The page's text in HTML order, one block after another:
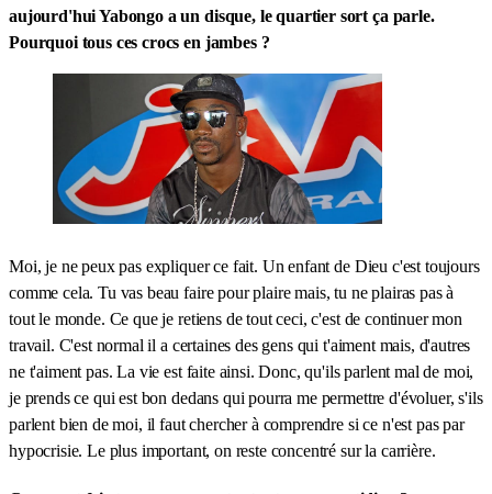
aujourd'hui Yabongo a un disque, le quartier sort ça parle.
Pourquoi tous ces crocs en jambes ?
Moi, je ne peux pas expliquer ce fait. Un enfant de Dieu c'est toujours
comme cela. Tu vas beau faire pour plaire mais, tu ne plairas pas à
tout le monde. Ce que je retiens de tout ceci, c'est de continuer mon
travail. C'est normal il a certaines des gens qui t'aiment mais, d'autres
ne t'aiment pas. La vie est faite ainsi. Donc, qu'ils parlent mal de moi,
je prends ce qui est bon dedans qui pourra me permettre d'évoluer, s'ils
parlent bien de moi, il faut chercher à comprendre si ce n'est pas par
hypocrisie. Le plus important, on reste concentré sur la carrière.